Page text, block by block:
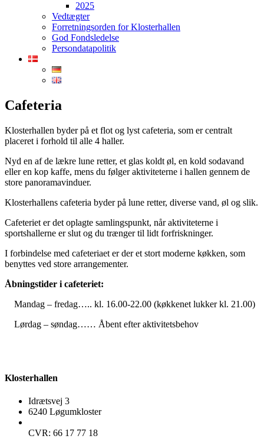
2025
Vedtægter
Forretningsorden for Klosterhallen
God Fondsledelse
Persondatapolitik
Cafeteria
Klosterhallen byder på et flot og lyst cafeteria, som er centralt
placeret i forhold til alle 4 haller.
Nyd en af de lækre lune retter, et glas koldt øl, en kold sodavand
eller en kop kaffe, mens du følger aktiviteterne i hallen gennem de
store panoramavinduer.
Klosterhallens cafeteria byder på lune retter, diverse vand, øl og slik.
Cafeteriet er det oplagte samlingspunkt, når aktiviteterne i
sportshallerne er slut og du trænger til lidt forfriskninger.
I forbindelse med cafeteriaet er der et stort moderne køkken, som
benyttes ved store arrangementer.
Åbningstider i cafeteriet:
Mandag – fredag….. kl. 16.00-22.00 (køkkenet lukker kl. 21.00)
Lørdag – søndag…… Åbent efter aktivitetsbehov
Klosterhallen
Idrætsvej 3
6240 Løgumkloster
CVR: 66 17 77 18